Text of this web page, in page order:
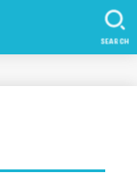
SEARCH